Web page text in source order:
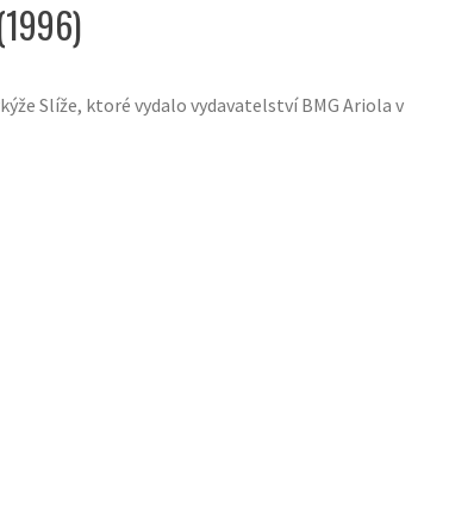
Slíže, ktoré vydalo vydavatelství BMG Ariola v